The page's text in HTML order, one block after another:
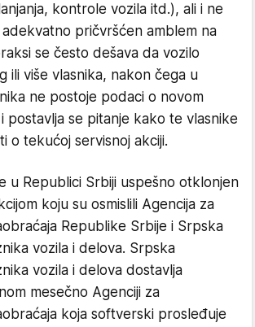
kontrole vozila itd.), ali i ne
pričvršćen amblem na
se često dešava da vozilo
ili više vlasnika, nakon čega u
ne postoje podaci o novom
postavlja se pitanje kako te vlasnike
o tekućoj servisnoj akciji.
u Republici Srbiji uspešno otklonjen
koju su osmislili Agencija za
Republike Srbije i Srpska
vozila i delova. Srpska
vozila i delova dostavlja
mesečno Agenciji za
koja softverski prosleđuje